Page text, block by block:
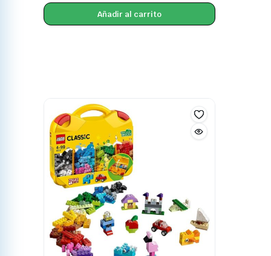
Añadir al carrito